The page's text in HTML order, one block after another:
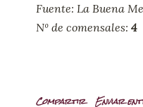
Fuente: La Buena
Nº de comensales: 4
Compartir
Enviar